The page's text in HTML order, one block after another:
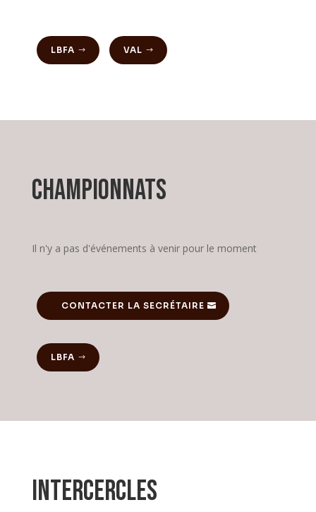
LBFA VAL
Championnats
Il n'y a pas d'événements à venir pour le moment
CONTACTER LA SECRÉTAIRE
LBFA
Intercercles